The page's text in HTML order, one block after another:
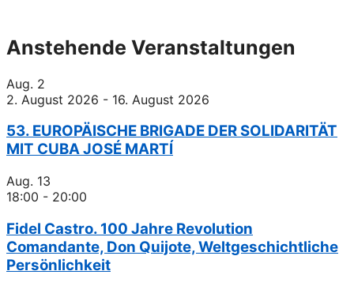
Anstehende Veranstaltungen
Aug. 2
2. August 2026 - 16. August 2026
53. EUROPÄISCHE BRIGADE DER SOLIDARITÄT
MIT CUBA JOSÉ MARTÍ
Aug. 13
18:00 - 20:00
Fidel Castro. 100 Jahre Revolution
Comandante, Don Quijote, Weltgeschichtliche
Persönlichkeit